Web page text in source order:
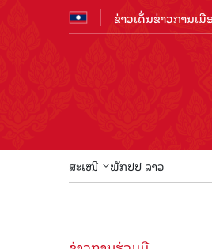
ຂ່າວເດັ່ນຂ່າວການເມື
ສະເໜີ ພັກປປ ລາວ